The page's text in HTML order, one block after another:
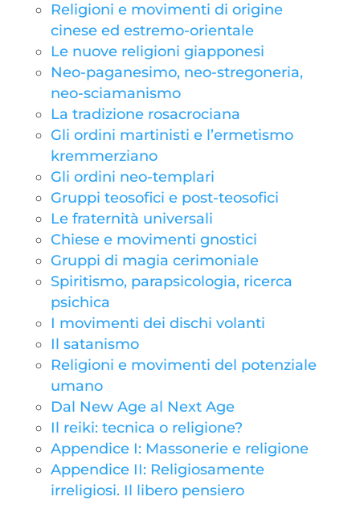
Religioni e movimenti di origine
cinese ed estremo-orientale
Le nuove religioni giapponesi
Neo-paganesimo, neo-stregoneria,
neo-sciamanismo
La tradizione rosacrociana
Gli ordini martinisti e l’ermetismo
kremmerziano
Gli ordini neo-templari
Gruppi teosofici e post-teosofici
Le fraternità universali
Chiese e movimenti gnostici
Gruppi di magia cerimoniale
Spiritismo, parapsicologia, ricerca
psichica
I movimenti dei dischi volanti
Il satanismo
Religioni e movimenti del potenziale
umano
Dal New Age al Next Age
Il reiki: tecnica o religione?
Appendice I: Massonerie e religione
Appendice II: Religiosamente
irreligiosi. Il libero pensiero